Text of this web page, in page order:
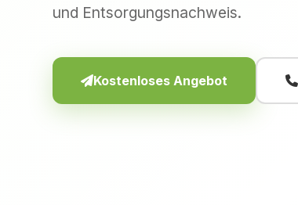
und Entsorgungsnachweis.
Kostenloses Angebot